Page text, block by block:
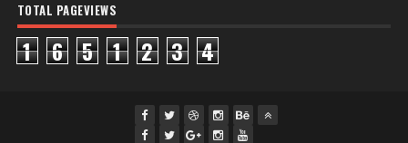
TOTAL PAGEVIEWS
1 6 5 1 2 3 4